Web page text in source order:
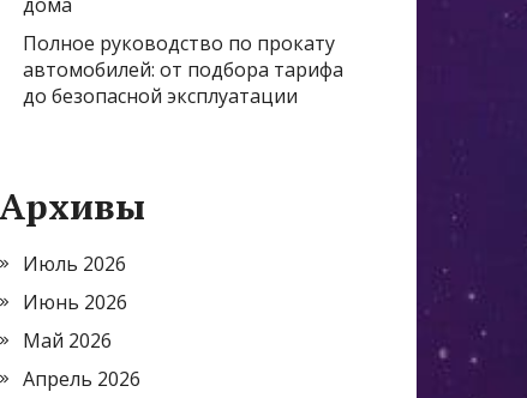
Полное руководство по прокату
автомобилей: от подбора тарифа
до безопасной эксплуатации
Архивы
Июль 2026
Июнь 2026
Май 2026
Апрель 2026